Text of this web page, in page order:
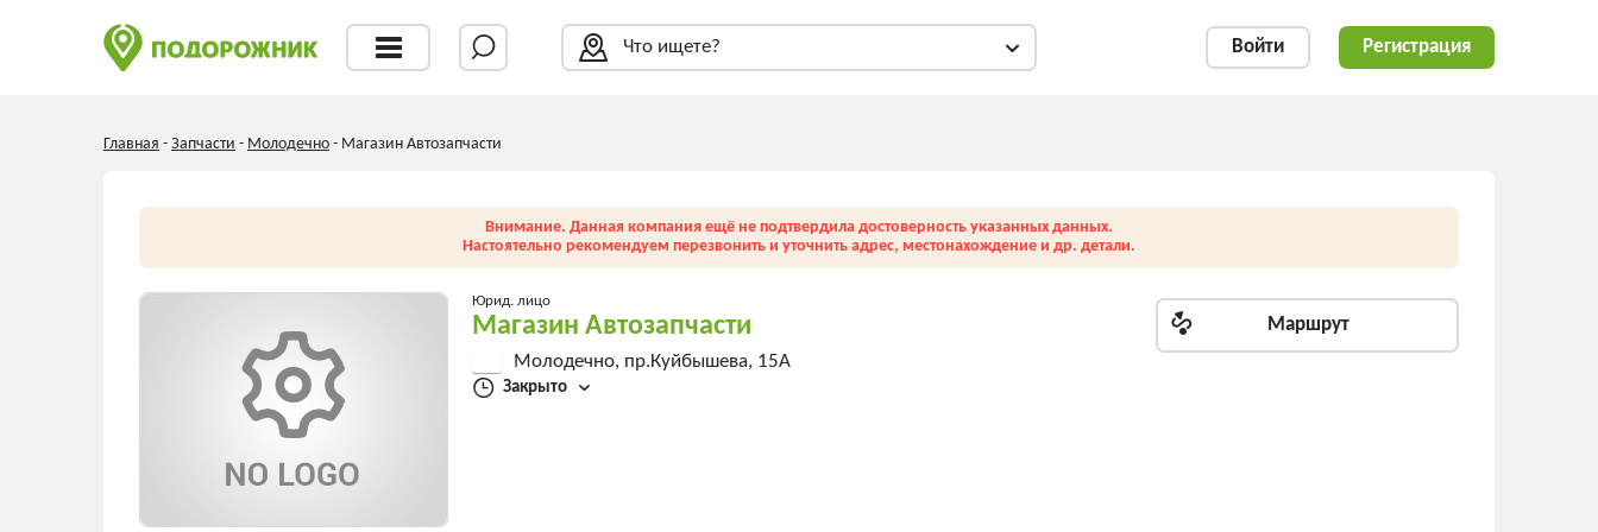
Что ищете? Войти Регистрация
Главная - Запчасти - Молодечно - Магазин Автозапчасти
Внимание. Данная компания ещё не подтвердила достоверность указанных данных.
Настоятельно рекомендуем перезвонить и уточнить адрес, местонахождение и др. детали.
Юрид. лицо
Магазин Автозапчасти
Молодечно, пр.Куйбышева, 15А
Закрыто
Маршрут